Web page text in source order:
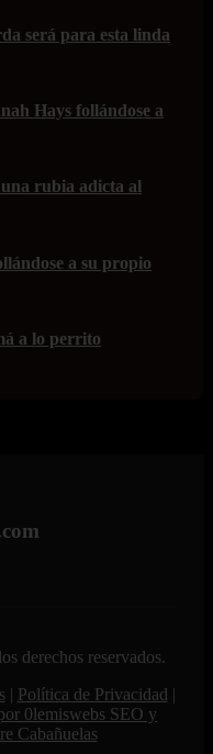
será para esta linda
Hays follándose a
rubia adicta al
a su propio
a lo perrito
derechos reservados.
| Política de Privacidad |
0lemiswebs SEO y
Cabañuelas